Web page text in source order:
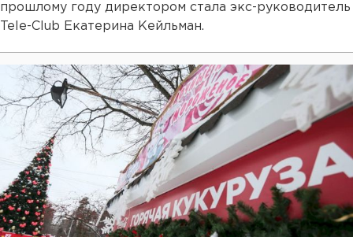
прошлому году директором стала экс-руководитель
Tele-Club Екатерина Кейльман.